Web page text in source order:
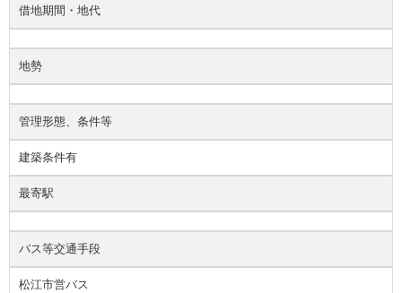
借地期間・地代
地勢
管理形態、条件等
建築条件有
最寄駅
バス等交通手段
松江市営バス